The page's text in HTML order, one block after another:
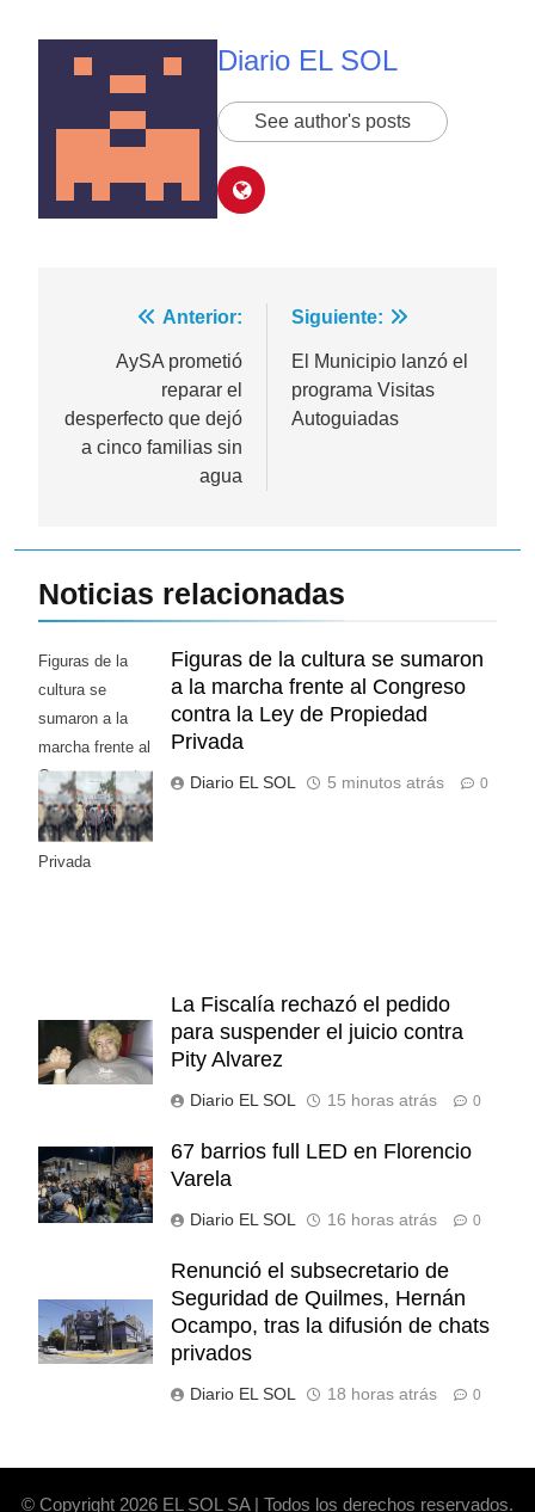
Diario EL SOL
See author's posts
Navegación
entradas
Anterior:
AySA prometió
reparar el
desperfecto que dejó
a cinco familias sin
agua
Siguiente:
El Municipio lanzó el
programa Visitas
Autoguiadas
Noticias relacionadas
Figuras de la
cultura se
sumaron a la
marcha frente al
Congreso contra
la Ley de
Propiedad
Privada
Figuras de la cultura se sumaron
a la marcha frente al Congreso
contra la Ley de Propiedad
Privada
Diario EL SOL 5 minutos atrás 0
La Fiscalía rechazó el pedido
para suspender el juicio contra
Pity Alvarez
Diario EL SOL 15 horas atrás 0
67 barrios full LED en Florencio
Varela
Diario EL SOL 16 horas atrás 0
Renunció el subsecretario de
Seguridad de Quilmes, Hernán
Ocampo, tras la difusión de chats
privados
Diario EL SOL 18 horas atrás 0
© Copyright 2026 EL SOL SA | Todos los derechos reservados.